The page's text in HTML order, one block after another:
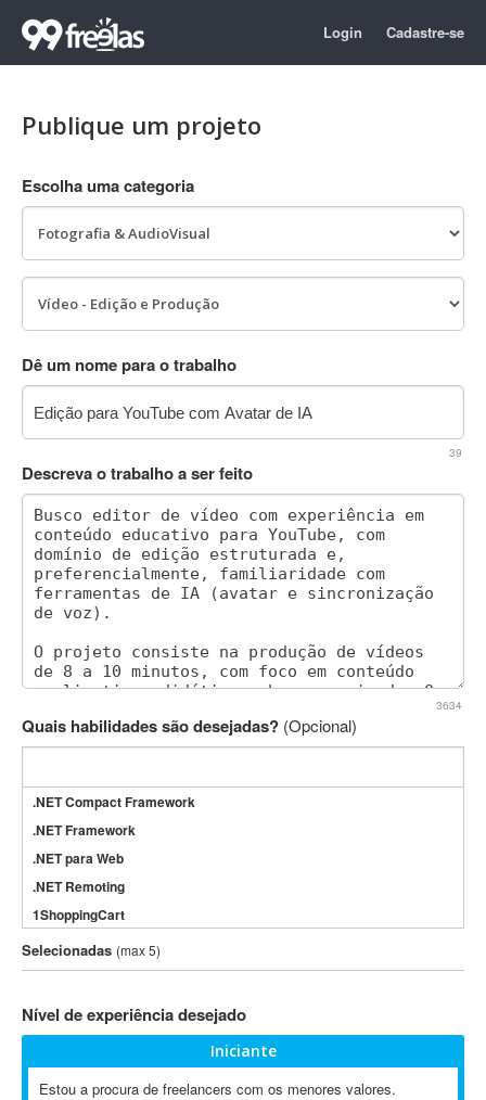
Login Cadastre-se
Publique um projeto
Escolha uma categoria
Dê um nome para o trabalho
39
Descreva o trabalho a ser feito
3634
Quais habilidades são desejadas? (Opcional)
.NET Compact Framework
.NET Framework
.NET para Web
.NET Remoting
1ShoppingCart
3DS Max
3GSM
802.11
A-GPS
Selecionadas (max 5)
Nível de experiência desejado
Iniciante
Estou a procura de freelancers com os menores valores.